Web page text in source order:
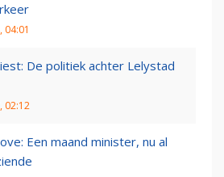
04:01
De politiek achter Lelystad
02:12
Een maand minister, nu al